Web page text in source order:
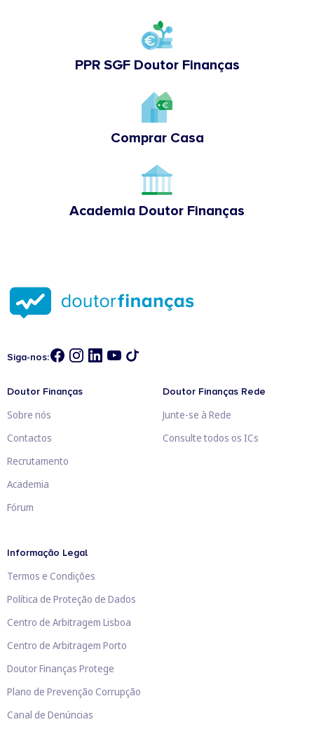
PPR SGF Doutor Finanças
Comprar Casa
Academia Doutor Finanças
Siga-nos:
Doutor Finanças
Sobre nós
Contactos
Recrutamento
Academia
Fórum
Doutor Finanças Rede
Junte-se à Rede
Consulte todos os ICs
Informação Legal
Termos e Condições
Política de Proteção de Dados
Centro de Arbitragem Lisboa
Centro de Arbitragem Porto
Doutor Finanças Protege
Plano de Prevenção Corrupção
Canal de Denúncias